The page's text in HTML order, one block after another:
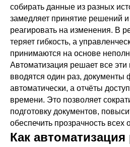
собирать данные из разных
замедляет принятие решений
реагировать на изменения. В
теряет гибкость, а
принимаются на основе
Автоматизация решает все
вводятся один раз, документы
автоматически, а отчёты
времени. Это позволяет
подготовку документов,
обеспечить прозрачность всех
Как автоматизация